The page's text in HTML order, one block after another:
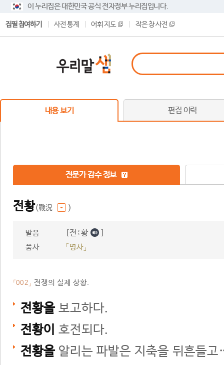
이 누리집은 대한민국 공식 전자정부 누리집입니다.
집필 참여하기 사전 통계 어휘 지도 작은 창 사전
내용 보기 편집 이력
전문가 감수 정보
전황(戰況 )
발음 [전ː황 ]
품사 「명사」
「002」 전쟁의 실제 상황.
전황을 보고하다.
전황이 호전되다.
전황을 알리는 파발은 지축을 뒤흔들